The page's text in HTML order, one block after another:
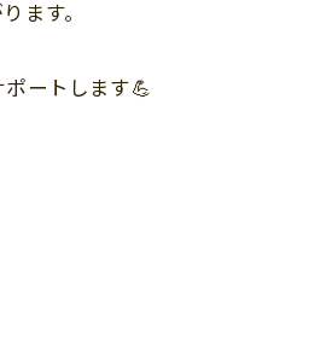
ます。
ートします💪